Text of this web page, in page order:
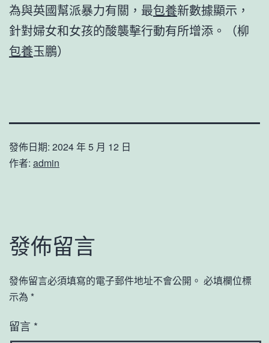
為與英國幫派暴力有關，最包養新數據顯示，
針對婦女和女孩的酸襲擊行動有所增添。（柳
包養玉鵬）
發佈日期: 2024 年 5 月 12 日
作者: admin
發佈留言
發佈留言必須填寫的電子郵件地址不會公開。 必填欄位標
示為 *
留言 *